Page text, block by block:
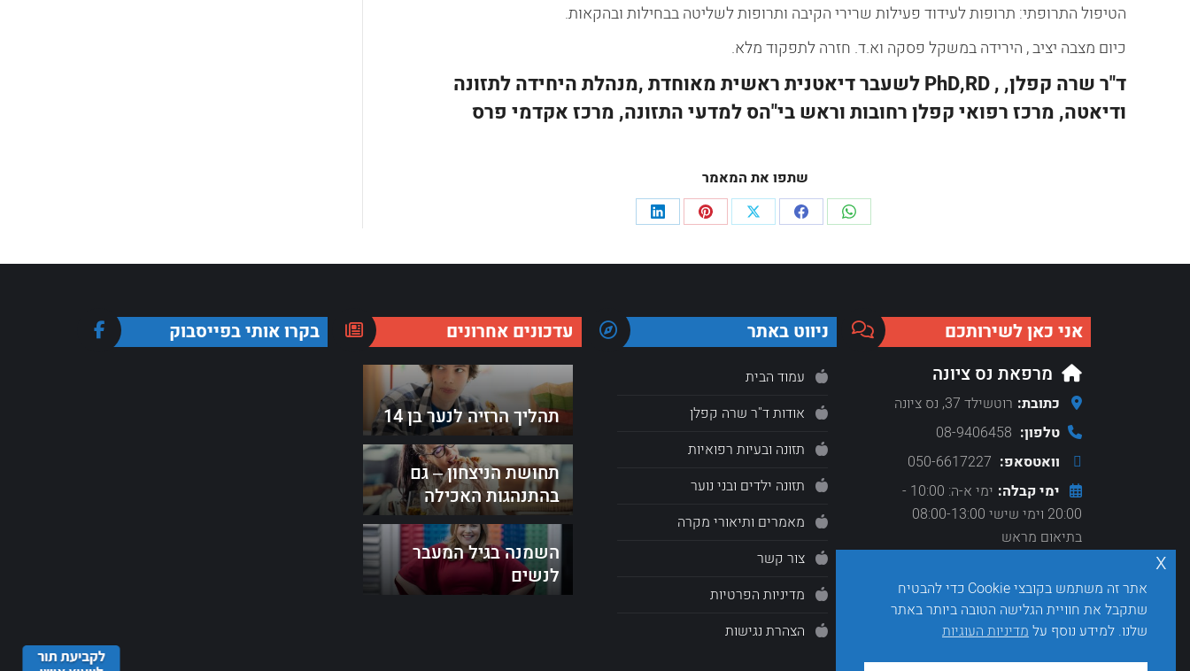
הטיפול התרופתי: תרופות לעידוד פעילות שרירי הקיבה ותרופות לשליטה בבחילות ובהקאות.
כיום מצבה יציב , הירידה במשקל פסקה וא.ד. חזרה לתפקוד מלא.
ד"ר שרה קפלן, , לשעבר דיאטניתראשית מאוחדת ,מנהלת היחידה לתזונה
ודיאטה, מרכז רפואי קפלן רחובות וראש בי"הס למדעי התזונה, מרכז אקדמי פרס
שתפו את המאמר
Share
Share
Share
Share
Share
אני כאן לשירותכם
מרפאת נס ציונה
כתובת: רוטשילד 37, נס ציונה
טלפון:
וואטסאפ:
ימי קבלה:
ימי א-ה: 10:00 -
20:00 וימי שישי 08:00-13:00
בתיאום מראש
חברי קופת חולים מאוחדת:
לזימון תור יש להתקשר
ל-050-661-7227 בימים א-ה בין
ניווט באתר
עמוד הבית
אודות ד"ר שרה קפלן
תזונה ובעיות רפואיות
תזונה ילדים ובני נוער
מאמרים ותיאורי מקרה
צור קשר
מדיניות הפרטיות
הצהרת נגישות
עדכונים אחרונים
תהליך הרזיה לנער בן 14
תחושת הניצחון – גם
בהתנהגות האכילה
השמנה בגיל המעבר
לנשים
בקרו אותי בפייסבוק
אתר זה משתמש בקובצי Cookie כדי להבטיח
שתקבל את חוויית הגלישה הטובה ביותר באתר
שלנו. למידע נוסף עלמדיניות העוגיות
x